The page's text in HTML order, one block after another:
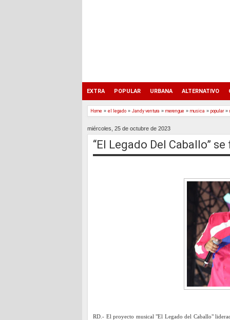
EXTRA POPULAR URBANA ALTERNATIVO
Home » el legado » Jandy ventura » merengue » musica » popular»
miércoles, 25 de octubre de 2023
“El Legado Del Caballo”
RD.- El proyecto musical "El Legado del Caballo"